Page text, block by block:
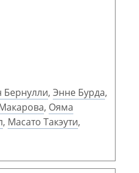
Бернулли, Энне Бурда,
, Ояма
, Масато Такэути,